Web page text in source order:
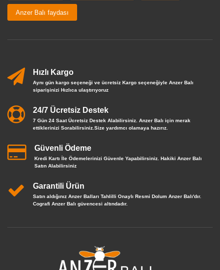
Anzer Balı faydası
Hızlı Kargo
Aynı gün kargo seçeneği ve ücretsiz Kargo seçeneğiyle Anzer Balı
siparişinizi Hızlıca ulaştırıyoruz
24/7 Ücretsiz Destek
7 Gün 24 Saat Ücretsiz Destek Alabilirsiniz. Anzer Balı için merak
ettiklerinizi Sorabilirsiniz.Size yardımcı olamaya hazırız.
Güvenli Ödeme
Kredi Kartı İle Ödemelerinizi Güvenle Yapabilirsiniz. Hakiki Anzer Balı
Satın Alabilirsiniz
Garantili Ürün
Satın aldığınız Anzer Balları Tahlilli Onaylı Resmi Dolum Anzer Balı'dır.
Cografi Anzer Balı güvencesi altındadır.